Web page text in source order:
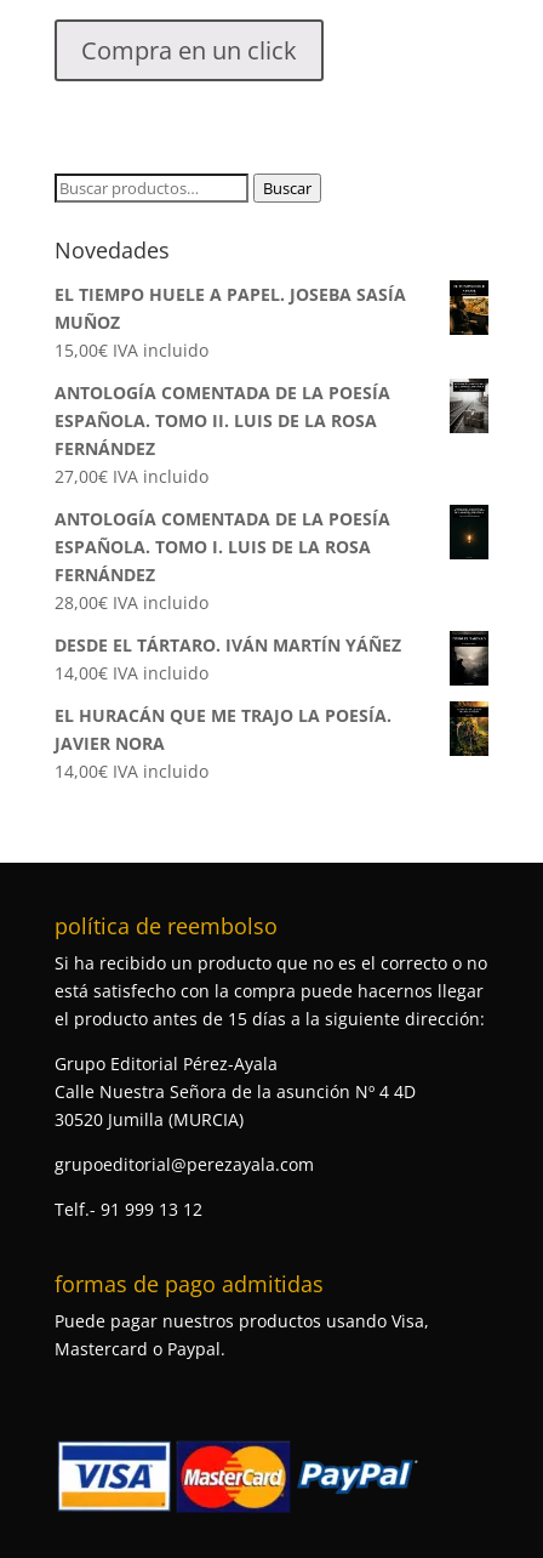
Compra en un click
Buscar
Buscar
Novedades
EL TIEMPO HUELE A PAPEL. JOSEBA SASÍA
MUÑOZ
15,00€ IVA incluido
ANTOLOGÍA COMENTADA DE LA POESÍA
ESPAÑOLA. TOMO II. LUIS DE LA ROSA
FERNÁNDEZ
27,00€ IVA incluido
ANTOLOGÍA COMENTADA DE LA POESÍA
ESPAÑOLA. TOMO I. LUIS DE LA ROSA
FERNÁNDEZ
28,00€ IVA incluido
DESDE EL TÁRTARO. IVÁN MARTÍN YÁÑEZ
14,00€ IVA incluido
EL HURACÁN QUE ME TRAJO LA POESÍA.
JAVIER NORA
14,00€ IVA incluido
política de reembolso
Si ha recibido un producto que no es el correcto o no
está satisfecho con la compra puede hacernos llegar
el producto antes de 15 días a la siguiente dirección:
Grupo Editorial Pérez-Ayala
Calle Nuestra Señora de la asunción Nº 4 4D
30520 Jumilla (MURCIA)
grupoeditorial@perezayala.com
Telf.- 91 999 13 12
formas de pago admitidas
Puede pagar nuestros productos usando Visa,
Mastercard o Paypal.